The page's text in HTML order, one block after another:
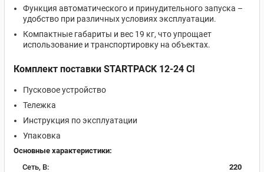
Функция автоматического и принудительного запуска –
удобство при различных условиях эксплуатации.
Компактные габариты и вес 19 кг, что упрощает
использование и транспортировку на объектах.
Комплект поставки STARTPACK 12-24 CI
Пусковое устройство
Тележка
Инструкция по эксплуатации
Упаковка
Основные характеристики:
Сеть, В:
220